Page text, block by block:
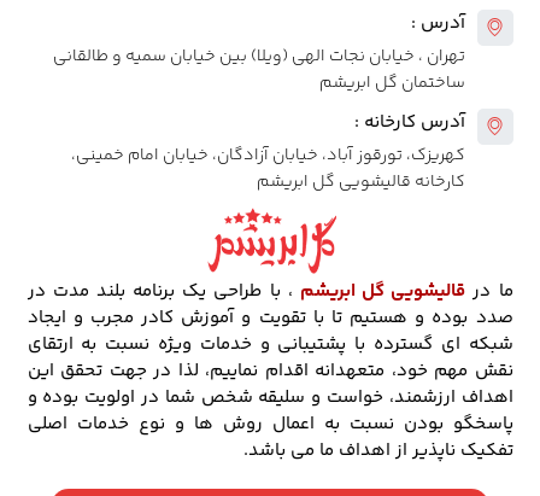
آدرس :
تهران ، خیابان نجات الهی (ویلا) بین خیابان سمیه و طالقانی
ساختمان گل ابریشم
آدرس کارخانه :
کهریزک، تورقوز آباد، خیابان آزادگان، خیابان امام خمینی،
کارخانه قالیشویی گل ابریشم
ما در قالیشویی گل ابریشم ، با طراحی یک برنامه بلند مدت در
صدد بوده و هستیم تا با تقویت و آموزش کادر مجرب و ایجاد
شبکه ای گسترده با پشتیبانی و خدمات ویژه نسبت به ارتقای
نقش مهم خود، متعهدانه اقدام نماییم، لذا در جهت تحقق این
اهداف ارزشمند، خواست و سلیقه شخص شما در اولویت بوده و
پاسخگو بودن نسبت به اعمال روش ها و نوع خدمات اصلی
تفکیک ناپذیر از اهداف ما می باشد.